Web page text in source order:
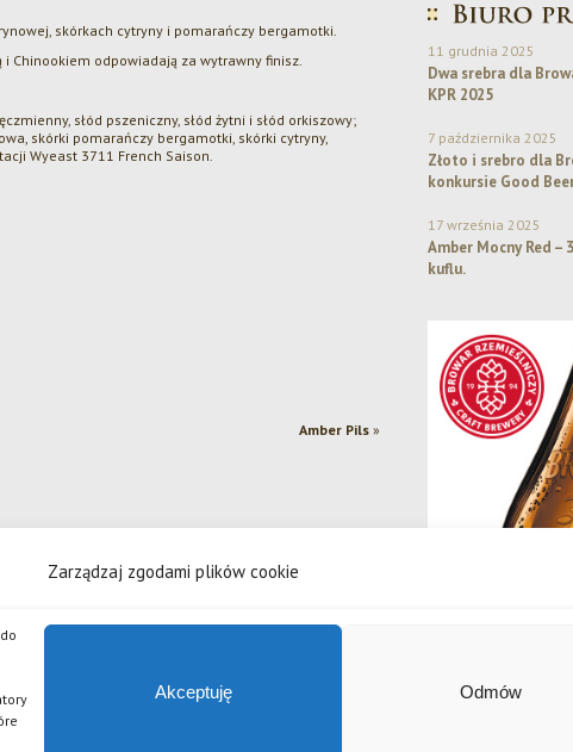
Zarządzaj zgodami plików cookie
Akceptuję Odmów
skórkach cytryny i pomarańczy bergamotki.
Chinookiem odpowiadają za wytrawny finisz.
słód pszeniczny, słód żytni i słód orkiszowy;
skórki pomarańczy bergamotki, skórki cytryny,
Wyeast 3711 French Saison.
Amber Pils »
11 grudnia 2025
Dwa srebra dla
KPR 2025
7 października 2025
Złoto i srebro dla
konkursie Good
17 września 2025
Amber Mocny Red
kuflu.
Imperial Porter, Złote Lwy, Pszeniczniak, Johannes, APA, Czarny Bez, Chilli, Amber Naturalny, Amber